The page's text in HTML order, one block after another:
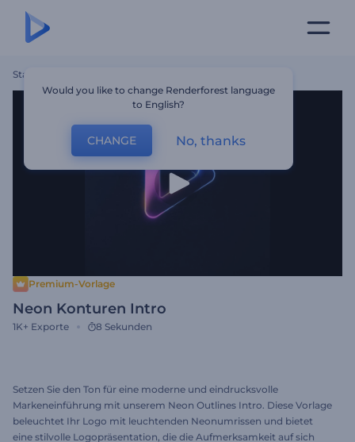
Startseite
Premium-Vorlage
Neon Konturen Intro
1K+ Exporte 8 Sekunden
Setzen Sie den Ton für eine moderne und eindrucksvolle
Markeneinführung mit unserem Neon Outlines Intro. Diese Vorlage
beleuchtet Ihr Logo mit leuchtenden Neonumrissen und bietet
eine stilvolle Logopräsentation, die die Aufmerksamkeit auf sich
Would you like to change Renderforest language
to English?
CHANGE No, thanks